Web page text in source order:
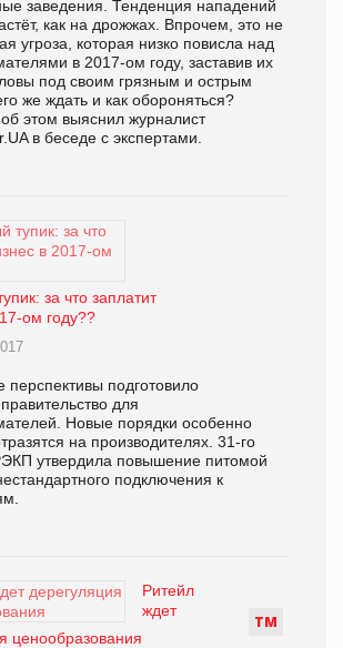
заведения. Тенденция нападений
как на дрожжах. Впрочем, это не
угроза, которая низко повисла над
в 2017-ом году, заставив их
под своим грязным и острым
же ждать и как обороняться?
этом выяснил журналист
в беседе с экспертами.
за что заплатит
ом году??
перспективы подготовило
для
Новые порядки особенно
на производителях. 31-го
утвердила повышение питомой
подключения к
ТМ
Ритейл
ждет
ценообразования